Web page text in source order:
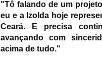
"Tô falando de um
eu e a Izolda hoje
Ceará. E precisa
avançando com
acima de tudo."